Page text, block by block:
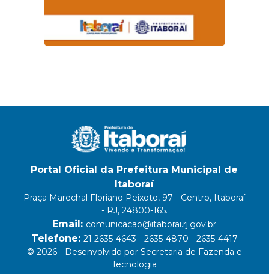
Portal Oficial da Prefeitura Municipal de
Itaboraí
Praça Marechal Floriano Peixoto, 97 - Centro, Itaboraí
- RJ, 24800-165.
Email: comunicacao@itaborai.rj.gov.br
Telefone: 21 2635-4643 - 2635-4870 - 2635-4417
© 2026 - Desenvolvido por Secretaria de Fazenda e
Tecnologia